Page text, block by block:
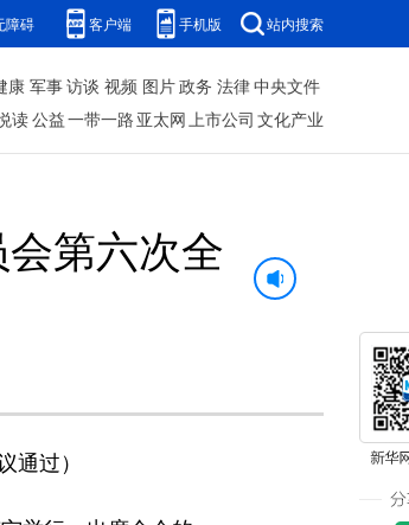
障碍 客户端 手机版 站内搜索
康 军事访谈 视频 图片政务 法律中央文件
读公益一带一路 亚太网上市公司 文化产业
第六次全
过）